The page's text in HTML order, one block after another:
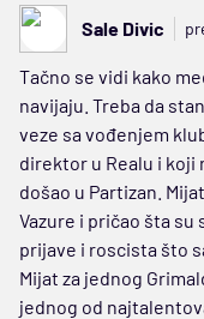
Sale Divic
Tačno se vidi kako
navijaju. Treba da
veze sa vođenjem
direktor u Realu i koji
došao u Partizan.
Vazure i pričao šta su
prijave i roscista što
Mijat za jednog
jednog od